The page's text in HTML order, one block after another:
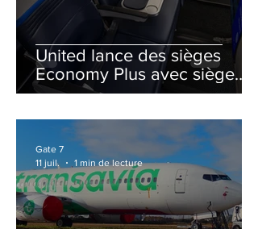
United lance des sièges
Economy Plus avec siège
central neutralisé
Gate 7
11 juil.
1 min de lecture